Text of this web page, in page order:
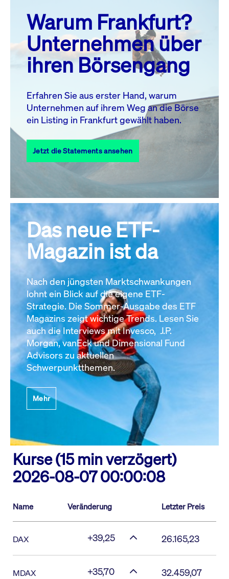
MO. DI. MI. DO. FR. SA. SO.
1
2
3
4 5 6 7 8
10 11 13 14
17
18 19 20 21 22
23
27 28
31
Alle Events
Warum Frankfurt?
Unternehmen über
ihren Börsengang
Erfahren Sie aus erster Hand, warum
Unternehmen auf ihrem Weg an die Börse
ein Listing in Frankfurt gewählt haben.
Jetzt die Statements ansehen
Das neue ETF-
Magazin ist da
Nach den jüngsten Marktschwankungen
lohnt ein Blick auf die eigene ETF-
Strategie. Die Sommer-Ausgabe des ETF
Magazins zeigt wichtige Trends. Lesen Sie
auch die Interviews mit Invesco, J.P.
Morgan, vanEck und Dimensional Fund
Advisors zu aktuellen
Schwerpunktthemen.
Mehr
Kurse (15 min verzögert)
2026-08-07 00:00:08
Name Veränderung Letzter Preis
DAX +39,25 26.165,23
MDAX +35,70 32.459,07